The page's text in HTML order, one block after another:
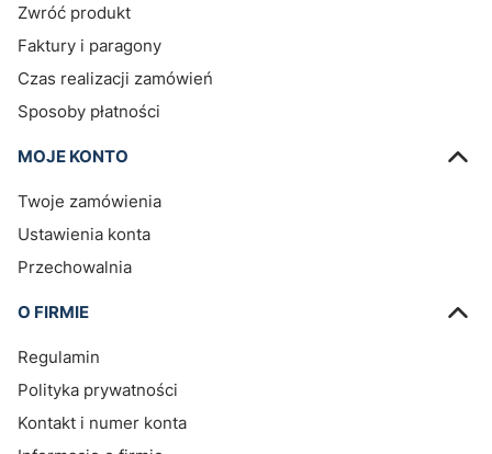
Zwróć produkt
Faktury i paragony
Czas realizacji zamówień
Sposoby płatności
MOJE KONTO
Twoje zamówienia
Ustawienia konta
Przechowalnia
O FIRMIE
Regulamin
Polityka prywatności
Kontakt i numer konta